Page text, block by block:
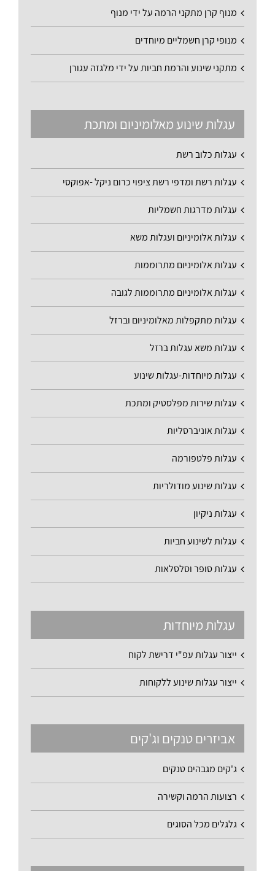
מנוף קרן מתקני הרמה על ידי מנוף
מנופי קרן חשמליים מיוחדים
מתקני שינוע והרמת חביות על ידי מלגזה עגורן
עגלות שינוע מאלומיניום ומתכת
עגלות כלוב רשת
עגלות רשת ומדפי רשת ציפוי כרום ניקל -אפוקסי
עגלות מדרגות חשמליות
עגלות אלומיניום ועגלות משא
עגלות אלומיניום מתרוממות
עגלות אלומיניום מתרוממות לגובה
עגלות מתקפלות מאלומיניום וברזל
עגלות משא עגלות ברזל
עגלות מיוחדות-עגלות שינוע
עגלות שירות מפלסטיק ומתכת
עגלות אוניברסליות
עגלות פלטפורמה
עגלות שינוע מודולריות
עגלות ניקיון
עגלות לשינוע חביות
עגלות סופר וסלסלאות
עגלות מיוחדות
ייצור עגלות עפ"י דרישת לקוח
ייצור עגלות שינוע ללקוחות
אביזרים טנקים וג'קים
ג'קים מגבהים טנקים
רצועות הרמה וקשירה
גלגלים מכל הסוגים